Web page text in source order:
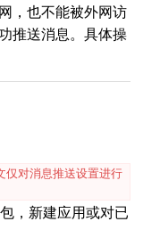
，也不能被外网访
推送消息。具体操
仅对消息推送设置进行
，新建应用或对已